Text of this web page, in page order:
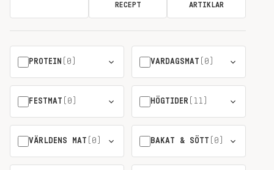
RECEPT ARTIKLAR
PROTEIN (0) VARDAGSMAT (0)
FESTMAT (0) HÖGTIDER (11)
VÄRLDENS MAT (0) BAKAT & SÖTT (0)